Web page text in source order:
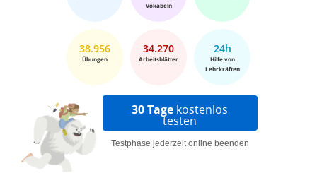
Vokabeln
38.956
Übungen
34.270
Arbeitsblätter
24h
Hilfe von
Lehrkräften
30 Tage kostenlos
testen
Testphase jederzeit online beenden